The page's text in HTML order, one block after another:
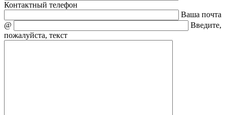
Контактный телефон
Ваша почта
@
Введите,
пожалуйста, текст